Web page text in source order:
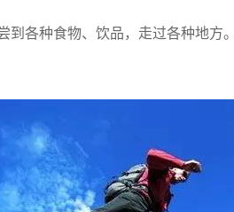
到各种食物、饮品，走过各种地方